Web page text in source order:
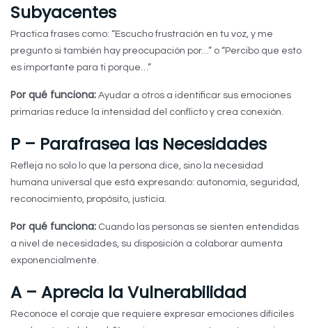
Subyacentes
Practica frases como: “Escucho frustración en tu voz, y me
pregunto si también hay preocupación por…” o “Percibo que esto
es importante para ti porque…”
Por qué funciona: Ayudar a otros a identificar sus emociones
primarias reduce la intensidad del conflicto y crea conexión.
P – Parafrasea las Necesidades
Refleja no solo lo que la persona dice, sino la necesidad
humana universal que está expresando: autonomía, seguridad,
reconocimiento, propósito, justicia.
Por qué funciona: Cuando las personas se sienten entendidas
a nivel de necesidades, su disposición a colaborar aumenta
exponencialmente.
A – Aprecia la Vulnerabilidad
Reconoce el coraje que requiere expresar emociones difíciles